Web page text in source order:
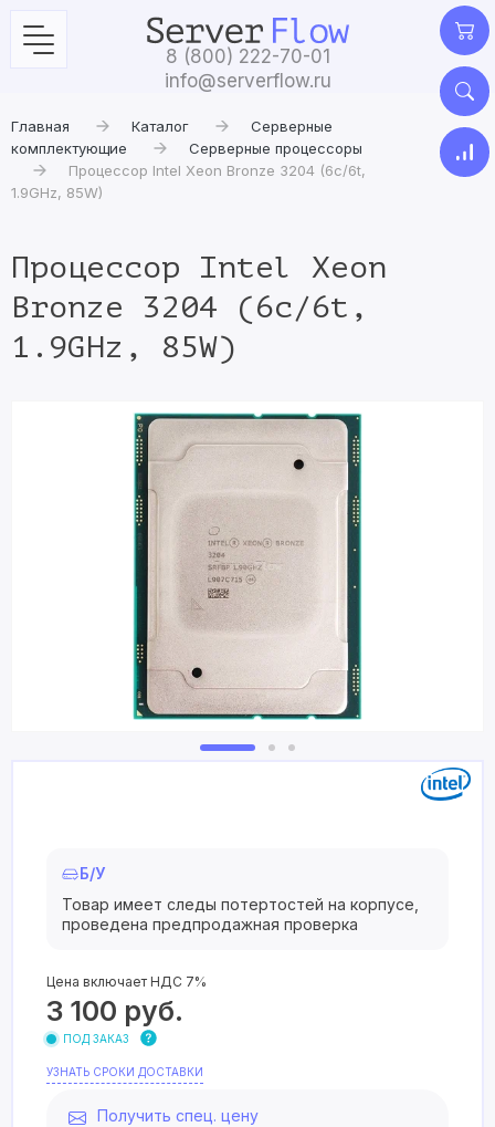
8 (800) 222-70-01
info@serverflow.ru
Главная Каталог
Серверные
комплектующие
Серверные процессоры
Процессор Intel Xeon Bronze 3204 (6c/6t,
1.9GHz, 85W)
Процессор Intel Xeon
Bronze 3204 (6c/6t,
1.9GHz, 85W)
Б/У
Товар имеет следы потертостей на корпусе,
проведена предпродажная проверка
Цена включает НДС 7%
3 100 руб.
ПОД ЗАКАЗ
УЗНАТЬ СРОКИ ДОСТАВКИ
Получить спец. цену